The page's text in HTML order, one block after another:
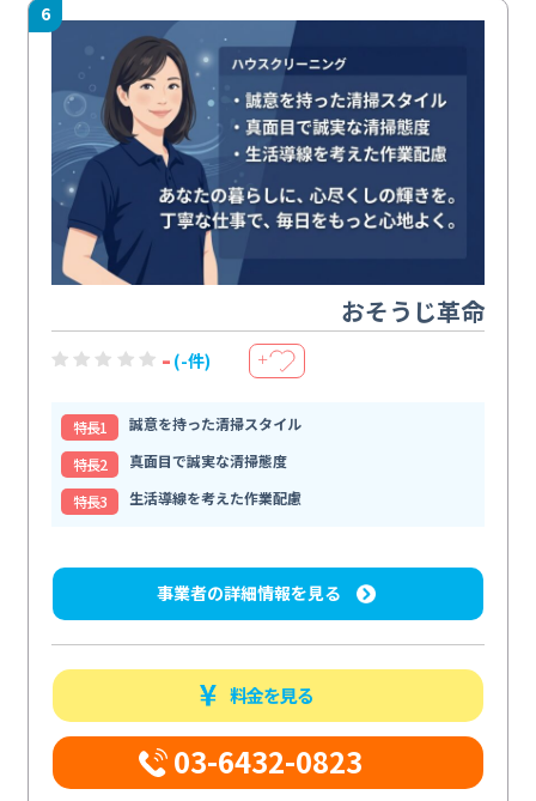
6
おそうじ革命
- (-件) ＋
特⻑1
誠意を持った清掃スタイル
特⻑2
真面目で誠実な清掃態度
特⻑3
生活導線を考えた作業配慮
事業者の詳細情報を見る
料金を見る
03-6432-0823